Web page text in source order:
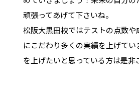
頑張ってあげて下さいね。
松阪大黒田校ではテストの点数や
にこだわり多くの実績を上げて
を上げたいと思っている方は是非